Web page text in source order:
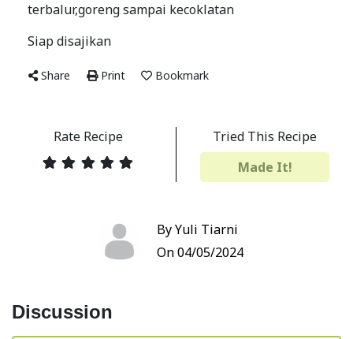
terbalur,goreng sampai kecoklatan
Siap disajikan
Share Print Bookmark
Rate Recipe
Tried This Recipe
Made It!
By Yuli Tiarni
On 04/05/2024
Discussion